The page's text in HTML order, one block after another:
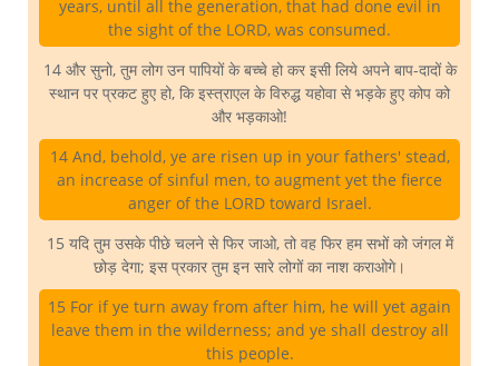
years, until all the generation, that had done evil in
the sight of the LORD, was consumed.
14 और सुनो, तुम लोग उन पापियों के बच्चे हो कर इसी लिये अपने बाप-दादों के
स्थान पर प्रकट हुए हो, कि इस्त्राएल के विरुद्ध यहोवा से भड़के हुए कोप को
और भड़काओ!
14 And, behold, ye are risen up in your fathers' stead,
an increase of sinful men, to augment yet the fierce
anger of the LORD toward Israel.
15 यदि तुम उसके पीछे चलने से फिर जाओ, तो वह फिर हम सभों को जंगल में
छोड़ देगा; इस प्रकार तुम इन सारे लोगों का नाश कराओगे।
15 For if ye turn away from after him, he will yet again
leave them in the wilderness; and ye shall destroy all
this people.